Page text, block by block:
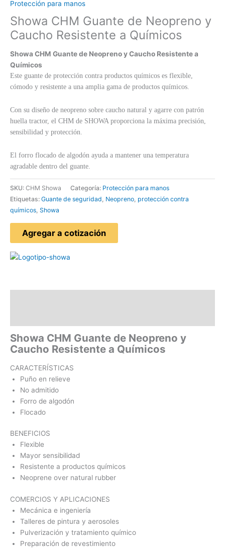
Protección para manos
Showa CHM Guante de Neopreno y
Caucho Resistente a Químicos
Showa CHM Guante de Neopreno y Caucho Resistente a
Químicos
Este guante de protección contra productos químicos es flexible,
cómodo y resistente a una amplia gama de productos químicos.
Con su diseño de neopreno sobre caucho natural y agarre con patrón
huella tractor, el CHM de SHOWA proporciona la máxima precisión,
sensibilidad y protección.
El forro flocado de algodón ayuda a mantener una temperatura
agradable dentro del guante.
SKU: CHM Showa Categoría: Protección para manos
Etiquetas: Guante de seguridad Neopreno protección contra
químicos Showa
Agregar a cotización
Showa CHM Guante de Neopreno y
Caucho Resistente a Químicos
CARACTERÍSTICAS
Puño en relieve
No admitido
Forro de algodón
Flocado
BENEFICIOS
Flexible
Mayor sensibilidad
Resistente a productos químicos
Neoprene over natural rubber
COMERCIOS Y APLICACIONES
Mecánica e ingeniería
Talleres de pintura y aerosoles
Pulverización y tratamiento químico
Preparación de revestimiento